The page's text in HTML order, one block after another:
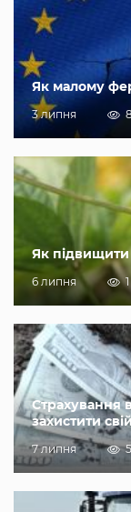
Як малому
3 липня
Як підвищити
6 липня
Страхування
захистити
7 липня